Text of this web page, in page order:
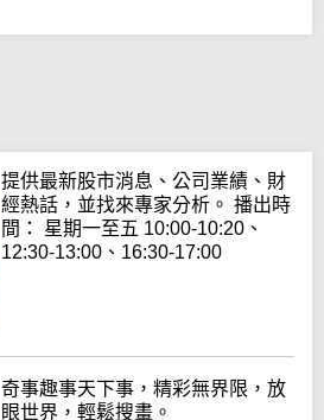
提供最新股市消息、公司業績、財
經熱話，並找來專家分析。 播出時
間： 星期一至五 10:00-10:20、
12:30-13:00、16:30-17:00
奇事趣事天下事，精彩無界限，放
眼世界，輕鬆搜畫。